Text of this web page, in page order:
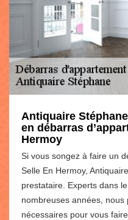
Antiquaire
en débarras
Hermoy
Si vous songez à faire un
Selle En Hermoy,
prestataire. Experts dans
nombreuses années,
nécessaires pour vous